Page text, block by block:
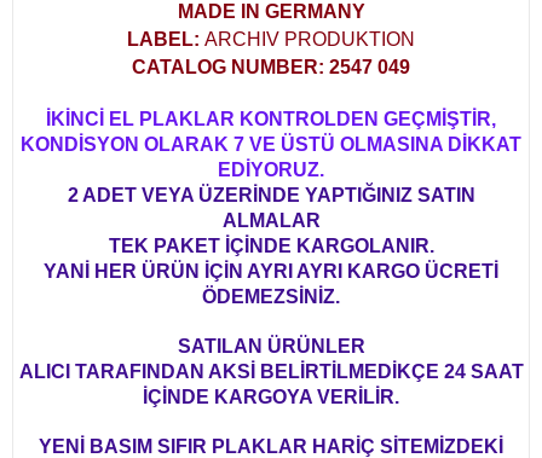
MADE IN GERMANY
LABEL: ARCHIV PRODUKTION
CATALOG NUMBER: 2547 049
İKİNCİ EL PLAKLAR KONTROLDEN GEÇMİŞTİR,
KONDİSYON OLARAK 7 VE ÜSTÜ OLMASINA DİKKAT
EDİYORUZ.
2 ADET VEYA ÜZERİNDE YAPTIĞINIZ SATIN
ALMALAR
TEK PAKET İÇİNDE KARGOLANIR.
YANİ HER ÜRÜN İÇİN AYRI AYRI KARGO ÜCRETİ
ÖDEMEZSİNİZ.
SATILAN ÜRÜNLER
ALICI TARAFINDAN AKSİ BELİRTİLMEDİKÇE 24 SAAT
İÇİNDE KARGOYA VERİLİR.
YENİ BASIM SIFIR PLAKLAR HARİÇ SİTEMİZDEKİ